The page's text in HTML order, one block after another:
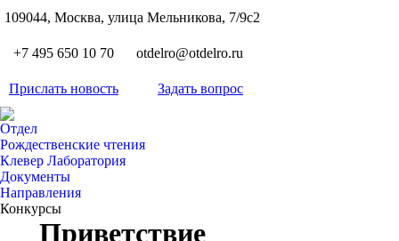
109044, Москва, улица Мельникова, 7/9с2
+7 495 650 10 70 otdelro@otdelro.ru
Прислать новость Задать вопрос
Отдел
Рождественские чтения
Клевер Лаборатория
Документы
Направления
Конкурсы
Приветствие